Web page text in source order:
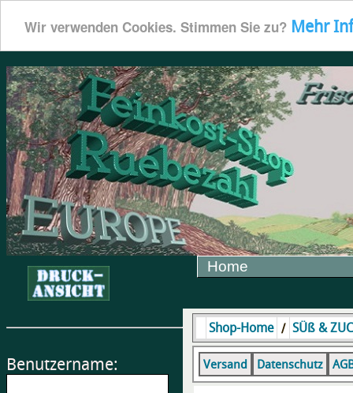
Wir verwenden Cookies. Stimmen Sie zu? Mehr
Home
Benutzername:
Shop-Home / SÜß &
Versand Datenschutz